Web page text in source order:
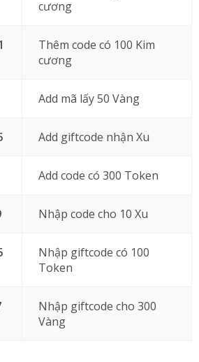
cương
Thêm code có 100 Kim
cương
Add mã lấy 50 Vàng
Add giftcode nhận Xu
Add code có 300 Token
Nhập code cho 10 Xu
Nhập giftcode có 100
Token
Nhập giftcode cho 300
Vàng